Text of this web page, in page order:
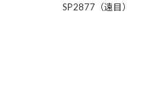
SP2877（遠目）